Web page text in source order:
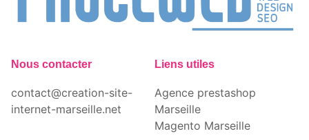
Nous contacter
contact@creation-site-
internet-marseille.net
Liens utiles
Agence prestashop
Marseille
Magento Marseille